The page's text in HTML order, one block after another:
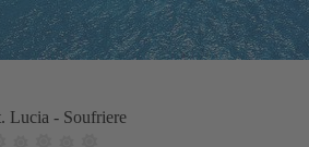
Lucia - Soufriere